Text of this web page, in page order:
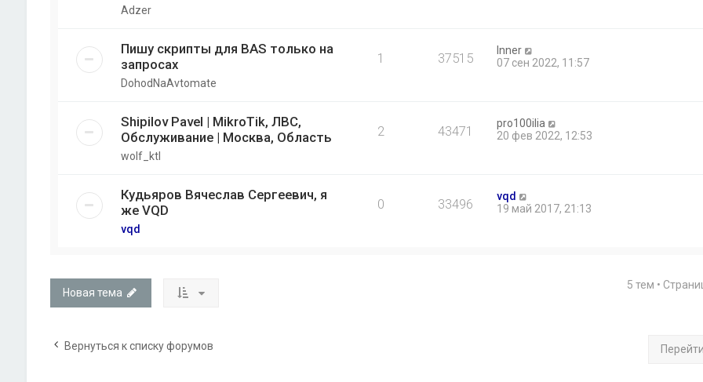
Adzer
Пишу скрипты для BAS только на
запросах
DohodNaAvtomate
1 37515
Inner
07 сен 2022, 11:57
Shipilov Pavel | MikroTik, ЛВС,
Обслуживание | Москва, Область
wolf_ktl
2 43471
pro100ilia
20 фев 2022, 12:53
Кудьяров Вячеслав Сергеевич, я
же VQD
vqd
0 33496
vqd
19 май 2017, 21:13
Новая тема
5 тем •
Вернуться к списку форумов